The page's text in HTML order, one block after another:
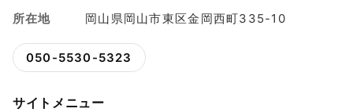
所在地
岡山県岡山市東区金岡西町335-10
050-5530-5323
サイトメニュー